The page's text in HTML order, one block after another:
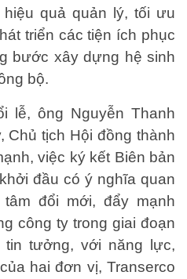
quả quản lý, tối ưu
triển các tiện ích phục
bước xây dựng hệ sinh
bộ.
lễ, ông Nguyễn Thanh
Chủ tịch Hội đồng thành
việc ký kết Biên bản
đầu có ý nghĩa quan
đổi mới, đẩy mạnh
công ty trong giai đoạn
tin tưởng, với năng lực,
hai đơn vị, Transerco